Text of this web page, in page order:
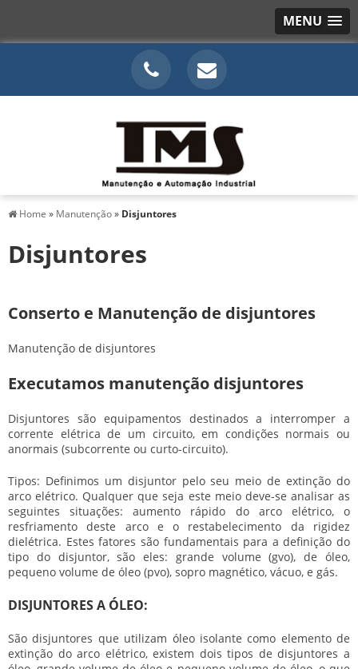
MENU
Home » Manutenção» Disjuntores
Disjuntores
Conserto e Manutenção de disjuntores
Manutenção de disjuntores
Executamos manutenção disjuntores
Disjuntores são equipamentos destinados a interromper a
corrente elétrica de um circuito, em condições normais ou
anormais (subcorrente ou curto-circuito).
Tipos: Definimos um disjuntor pelo seu meio de extinção do
arco elétrico. Qualquer que seja este meio deve-se analisar as
seguintes situações: aumento rápido do arco elétrico, o
resfriamento deste arco e o restabelecimento da rigidez
dielétrica. Estes fatores são fundamentais para a definição do
tipo do disjuntor, são eles: grande volume (gvo), de óleo,
pequeno volume de óleo (pvo), sopro magnético, vácuo, e gás.
DISJUNTORES A ÓLEO:
São disjuntores que utilizam óleo isolante como elemento de
extinção do arco elétrico, existem dois tipos de disjuntores a